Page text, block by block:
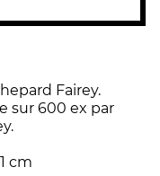
Fairey.
sur 600 ex par
cm